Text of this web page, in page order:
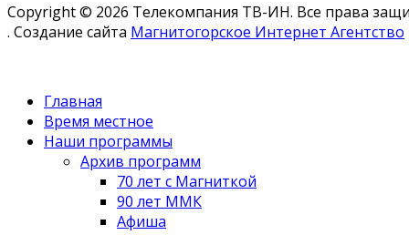
Copyright © 2026 Телекомпания ТВ-ИН. Все права
. Создание сайта Магнитогорское Интернет Агентство
Главная
Время местное
Наши программы
Архив программ
70 лет с Магниткой
90 лет ММК
Афиша